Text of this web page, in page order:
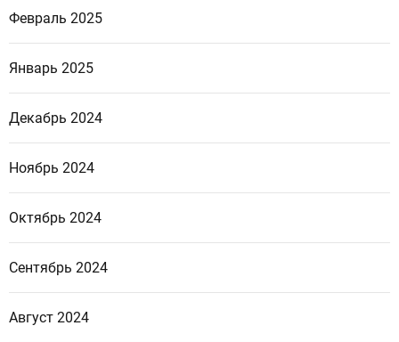
Февраль 2025
Январь 2025
Декабрь 2024
Ноябрь 2024
Октябрь 2024
Сентябрь 2024
Август 2024